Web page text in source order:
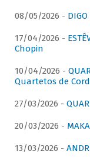
08/05/2026 -
17/04/2026 -
Chopin
10/04/2026 -
Quartetos de
27/03/2026 -
20/03/2026 -
13/03/2026 -